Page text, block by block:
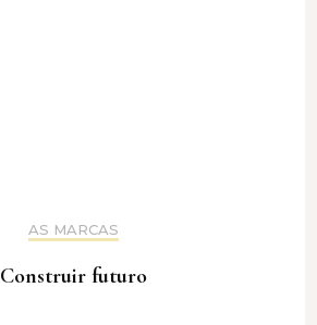
AS MARCAS
Construir futuro